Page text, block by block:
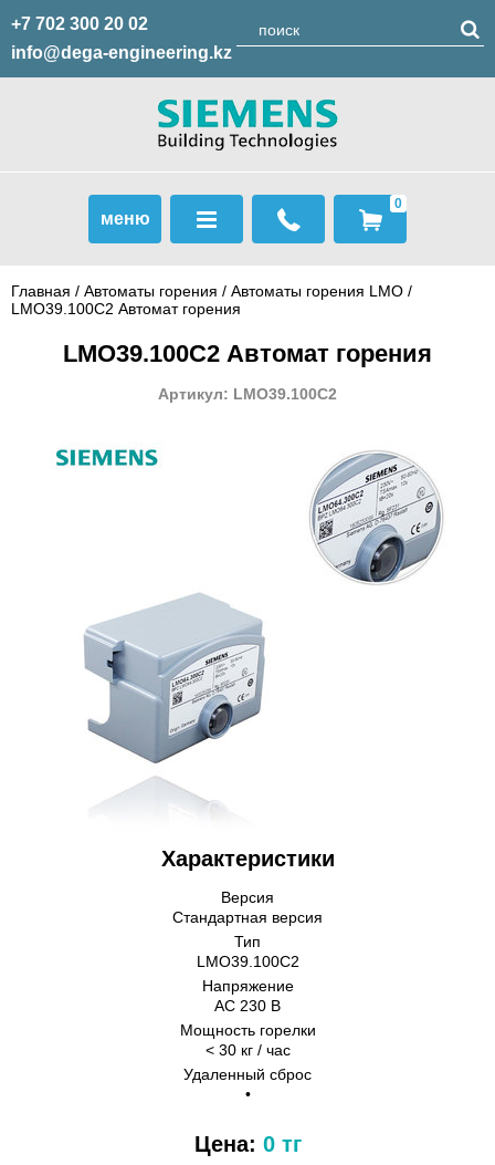
+7 702 300 20 02
info@dega-engineering.kz
меню
0
Главная / Автоматы горения / Автоматы горения LMO /
LMO39.100C2 Автомат горения
LMO39.100C2 Автомат горения
Артикул: LMO39.100C2
Характеристики
Версия
Стандартная версия
Тип
LMO39.100C2
Напряжение
AC 230 В
Мощность горелки
< 30 кг / час
Удаленный сброс
•
Цена: 0 тг